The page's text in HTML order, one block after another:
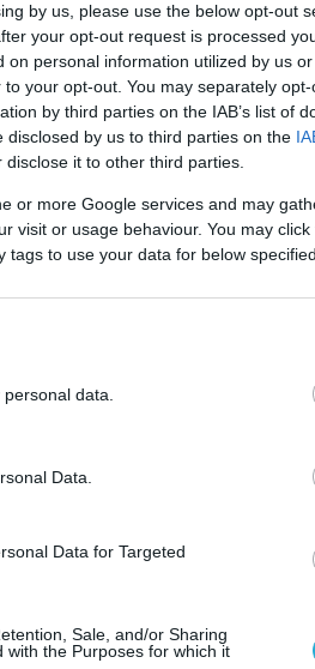
by us, please use the below opt-out
your opt-out request is processed
personal information utilized by us
your opt-out. You may separately
by third parties on the IAB’s list of
by us to third parties on the
it to other third parties.
or more Google services and may
visit or usage behaviour. You may
to use your data for below
data.
Data.
Data for Targeted
Sale, and/or Sharing
the Purposes for which it
της Σοβιετικής Ένωσης
Παγκόσμιο Πόλεμο.
αναρτήσεων στο
καταστράφηκαν
φτάσουν στη
ίδιες πληροφορίες, δεν
ζημιές.
σε διάστημα
ρωσικές δυνάμεις
κύματα επιθέσεων με